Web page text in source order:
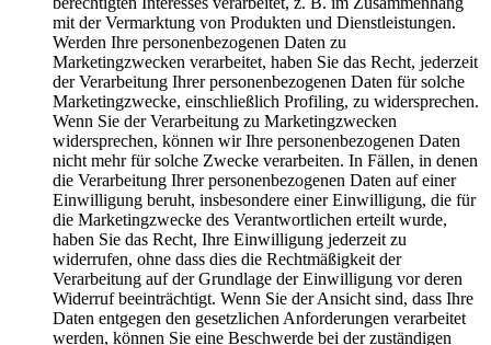
mit der Vermarktung von Produkten und Dienstleistungen.
Werden Ihre personenbezogenen Daten zu
Marketingzwecken verarbeitet, haben Sie das Recht, jederzeit
der Verarbeitung Ihrer personenbezogenen Daten für solche
Marketingzwecke, einschließlich Profiling, zu widersprechen.
Wenn Sie der Verarbeitung zu Marketingzwecken
widersprechen, können wir Ihre personenbezogenen Daten
nicht mehr für solche Zwecke verarbeiten. In Fällen, in denen
die Verarbeitung Ihrer personenbezogenen Daten auf einer
Einwilligung beruht, insbesondere einer Einwilligung, die für
die Marketingzwecke des Verantwortlichen erteilt wurde,
haben Sie das Recht, Ihre Einwilligung jederzeit zu
widerrufen, ohne dass dies die Rechtmäßigkeit der
Verarbeitung auf der Grundlage der Einwilligung vor deren
Widerruf beeinträchtigt. Wenn Sie der Ansicht sind, dass Ihre
Daten entgegen den gesetzlichen Anforderungen verarbeitet
werden, können Sie eine Beschwerde bei der zuständigen